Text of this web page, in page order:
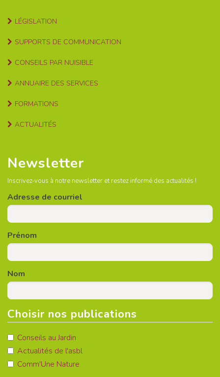
LÉGISLATION
SUPPORTS DE COMMUNICATION
CONSEILS PAR NUISIBLE
ANNUAIRE DES SERVICES
FORMATIONS
ACTUALITÉS
Newsletter
Inscrivez-vous à notre newsletter et restez informé des actualités !
Adresse de courriel
Prénom
Nom
Choisir nos publications
Conseils au Jardin
Actualités de l'asbl
Comm'Une Nature